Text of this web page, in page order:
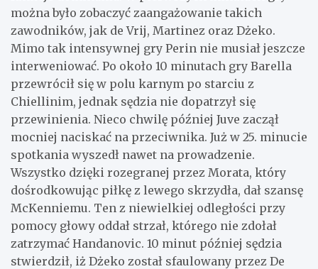
można było zobaczyć zaangażowanie takich
zawodników, jak de Vrij, Martinez oraz Dżeko.
Mimo tak intensywnej gry Perin nie musiał jeszcze
interweniować. Po około 10 minutach gry Barella
przewrócił się w polu karnym po starciu z
Chiellinim, jednak sędzia nie dopatrzył się
przewinienia. Nieco chwilę później Juve zaczął
mocniej naciskać na przeciwnika. Już w 25. minucie
spotkania wyszedł nawet na prowadzenie.
Wszystko dzięki rozegranej przez Morata, który
dośrodkowując piłkę z lewego skrzydła, dał szansę
McKenniemu. Ten z niewielkiej odległości przy
pomocy głowy oddał strzał, którego nie zdołał
zatrzymać Handanovic. 10 minut później sędzia
stwierdził, iż Dżeko został sfaulowany przez De